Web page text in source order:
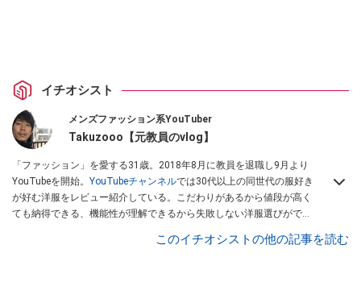
イチオシスト
メンズファッション系YouTuber
Takuzooo【元教員のvlog】
「ファッション」を愛する31歳。2018年8月に教員を退職し9月より
YouTubeを開始。 YouTubeチャンネルでは30代以上の同世代の服好き
が好む洋服をレビュー紹介している。こだわりがあるから値段が高く
ても納得できる、機能性が理解できるから失敗しない洋服選びができ
このイチオシストの他の記事を読む